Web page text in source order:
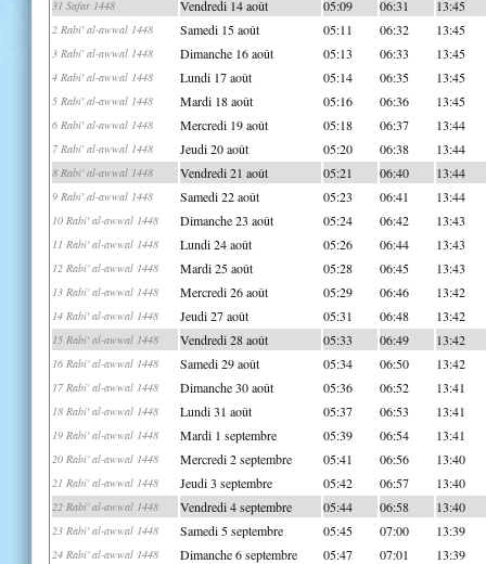
31 Safar 1448 Vendredi 14 août 05:09 06:31 13:45
2 Rabi' al-awwal 1448 Samedi 15 août 05:11 06:32 13:45
3 Rabi' al-awwal 1448 Dimanche 16 août 05:13 06:33 13:45
4 Rabi' al-awwal 1448 Lundi 17 août 05:14 06:35 13:45
5 Rabi' al-awwal 1448 Mardi 18 août 05:16 06:36 13:45
6 Rabi' al-awwal 1448 Mercredi 19 août 05:18 06:37 13:44
7 Rabi' al-awwal 1448 Jeudi 20 août 05:20 06:38 13:44
8 Rabi' al-awwal 1448 Vendredi 21 août 05:21 06:40 13:44
9 Rabi' al-awwal 1448 Samedi 22 août 05:23 06:41 13:44
10 Rabi' al-awwal 1448 Dimanche 23 août 05:24 06:42 13:43
11 Rabi' al-awwal 1448 Lundi 24 août 05:26 06:44 13:43
12 Rabi' al-awwal 1448 Mardi 25 août 05:28 06:45 13:43
13 Rabi' al-awwal 1448 Mercredi 26 août 05:29 06:46 13:42
14 Rabi' al-awwal 1448 Jeudi 27 août 05:31 06:48 13:42
15 Rabi' al-awwal 1448 Vendredi 28 août 05:33 06:49 13:42
16 Rabi' al-awwal 1448 Samedi 29 août 05:34 06:50 13:42
17 Rabi' al-awwal 1448 Dimanche 30 août 05:36 06:52 13:41
18 Rabi' al-awwal 1448 Lundi 31 août 05:37 06:53 13:41
19 Rabi' al-awwal 1448 Mardi 1 septembre 05:39 06:54 13:41
20 Rabi' al-awwal 1448 Mercredi 2 septembre 05:41 06:56 13:40
21 Rabi' al-awwal 1448 Jeudi 3 septembre 05:42 06:57 13:40
22 Rabi' al-awwal 1448 Vendredi 4 septembre 05:44 06:58 13:40
23 Rabi' al-awwal 1448 Samedi 5 septembre 05:45 07:00 13:39
24 Rabi' al-awwal 1448 Dimanche 6 septembre 05:47 07:01 13:39